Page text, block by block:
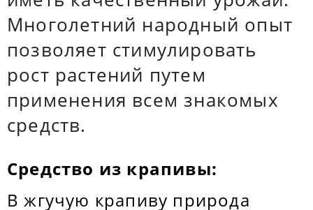
Многолетний народный опыт
позволяет стимулировать
рост растений путем
применения всем знакомых
средств.
Средство из крапивы:
В жгучую крапиву природа